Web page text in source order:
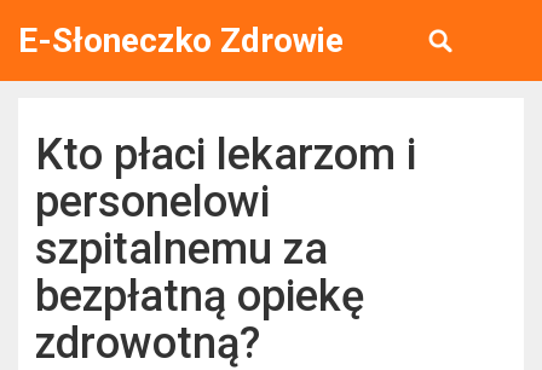
E-Słoneczko Zdrowie
Kto płaci lekarzom i
personelowi
szpitalnemu za
bezpłatną opiekę
zdrowotną?